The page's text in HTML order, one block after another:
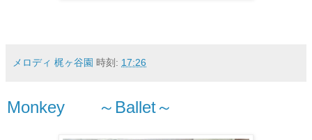
メロディ 梶ヶ谷園 時刻: 17:26
Monkey ～Ballet～